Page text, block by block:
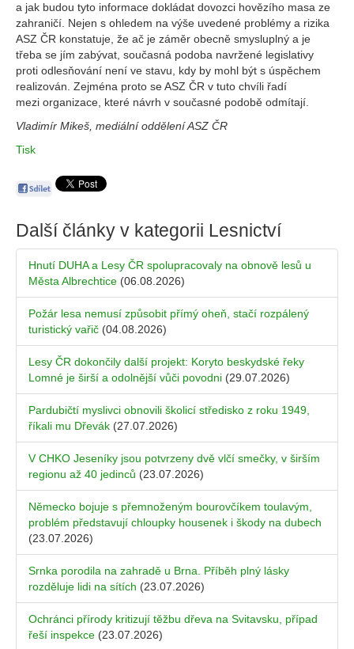
a jak budou tyto informace dokládat dovozci hovězího masa ze
zahraničí. Nejen s ohledem na výše uvedené problémy a rizika
ASZ ČR konstatuje, že ač je záměr obecně smysluplný a je
třeba se jím zabývat, současná podoba navržené legislativy
proti odlesňování není ve stavu, kdy by mohl být s úspěchem
realizován. Zejména proto se ASZ ČR v tuto chvíli řadí
mezi organizace, které návrh v současné podobě odmítají.
Vladimír Mikeš, mediální oddělení ASZ ČR
Tisk
Další články v kategorii Lesnictví
Hnutí DUHA a Lesy ČR spolupracovaly na obnově lesů u
Města Albrechtice (06.08.2026)
Požár lesa nemusí způsobit přímý oheň, stačí rozpálený
turistický vařič (04.08.2026)
Lesy ČR dokončily další projekt: Koryto beskydské řeky
Lomné je širší a odolnější vůči povodni (29.07.2026)
Pardubičtí myslivci obnovili školicí středisko z roku 1949,
říkali mu Dřevák (27.07.2026)
V CHKO Jeseníky jsou potvrzeny dvě vlčí smečky, v širším
regionu až 40 jedinců (23.07.2026)
Německo bojuje s přemnoženým bourovčíkem toulavým,
problém představují chloupky housenek i škody na dubech
(23.07.2026)
Srnka porodila na zahradě u Brna. Příběh plný lásky
rozděluje lidi na sítích (23.07.2026)
Ochránci přírody kritizují těžbu dřeva na Svitavsku, případ
řeší inspekce (23.07.2026)